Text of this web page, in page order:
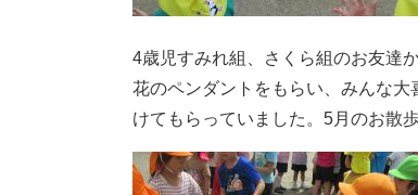
4歳児すみれ組、さくら組のお友達
花のペンダントをもらい、みんな
けてもらっていました。5月のお散